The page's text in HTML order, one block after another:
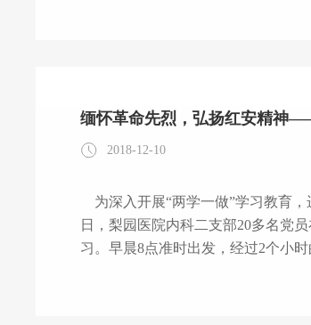
缅怀革命先烈，弘扬红安精神
2018-12-10
日，梨园医院内科二支部20多名党
习。早晨8点准时出发，经过2个小